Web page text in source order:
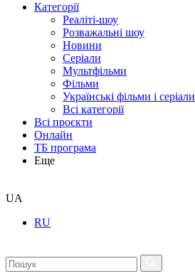
Категорії
Реаліті-шоу
Розважальні шоу
Новини
Серіали
Мультфільми
Фільми
Українські фільми і серіали
Всі категорії
Всі проєкти
Онлайн
ТБ програма
Еще
UA
RU